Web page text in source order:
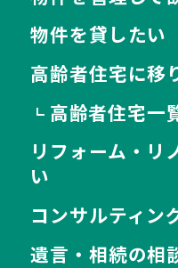
物件を貸したい
高齢者住宅に移
┗ 高齢者住宅一
リフォーム・リ
い
コンサルティン
遺言・相続の相